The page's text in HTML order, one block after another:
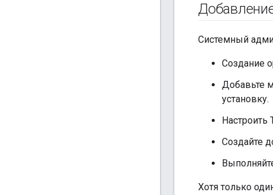
Системный
Создание
Добавьте
установку.
Настроить
Создайте
Хотя только